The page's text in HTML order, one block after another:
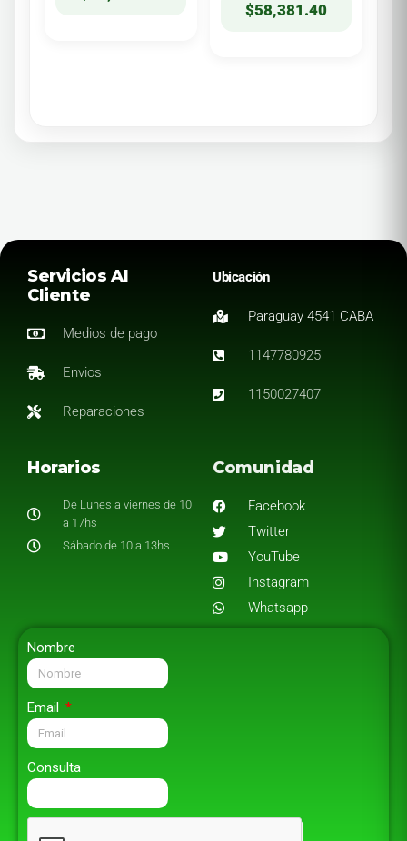
$58,381.40
Servicios Al
Cliente
Medios de pago
Envios
Reparaciones
Ubicación
Paraguay 4541 CABA
1147780925
1150027407
Horarios
De Lunes a viernes de 10
a 17hs
Sábado de 10 a 13hs
Comunidad
Facebook
Twitter
YouTube
Instagram
Whatsapp
Nombre
Email
Consulta